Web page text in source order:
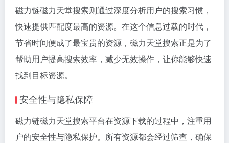
磁力链磁力天堂搜索则通过深度分析用户的搜索习惯，
快速提供匹配度最高的资源。在这个信息过载的时代，
节省时间便成了最宝贵的资源，磁力天堂搜索正是为了
帮助用户提高搜索效率，减少无效操作，让你能够快速
找到目标资源。
安全性与隐私保障
磁力链磁力天堂搜索平台在资源下载的过程中，注重用
户的安全性与隐私保护。所有资源都会经过筛查，确保